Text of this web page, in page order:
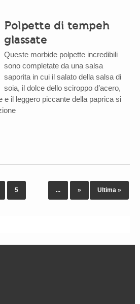
Polpette di tempeh
glassate
Queste morbide polpette incredibili
sono completate da una salsa
saporita in cui il salato della salsa di
soia, il dolce dello sciroppo d’acero,
e il leggero piccante della paprica si
5 ... » Ultima »